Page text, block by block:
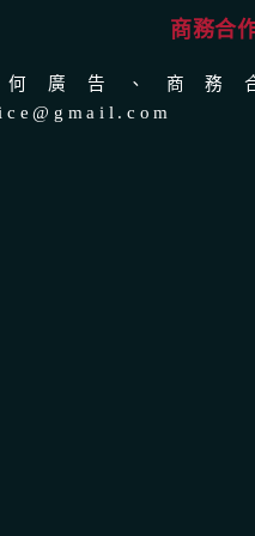
商務合
廣告、商務